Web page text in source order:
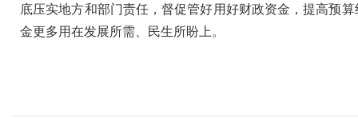
底压实地方和部门责任，督促管好用好财政资金，提高预
金更多用在发展所需、民生所盼上。